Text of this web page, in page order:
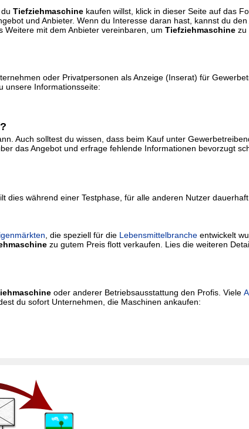
Tiefziehmaschinekaufen willst, klick in dieser Seite auf das
und Anbieter. Wenn du Interesse daran hast, kannst du
mit dem Anbieter vereinbaren, um Tiefziehmaschinezu
oder Privatpersonen als Anzeige (Inserat) für
unsere Informationsseite:
Auch solltest du wissen, dass beim Kauf unter
das Angebot und erfrage fehlende Informationen bevorzugt
während einer Testphase, für alle anderen Nutzer
, die speziell für die Lebensmittelbrancheentwickelt
zu gutem Preis flott verkaufen. Lies die weiteren
oder anderer Betriebsausstattung den Profis. Viele
du sofort Unternehmen, die Maschinen ankaufen: